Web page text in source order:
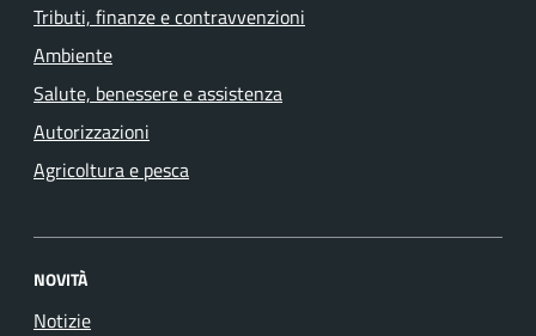
Tributi, finanze e contravvenzioni
Ambiente
Salute, benessere e assistenza
Autorizzazioni
Agricoltura e pesca
NOVITÀ
Notizie